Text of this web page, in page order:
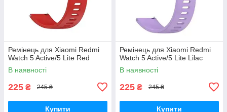
Ремінець для Xiaomi Redmi
Watch 5 Active/5 Lite Red
В наявності
225 ₴ 245 ₴
Купити
Ремінець для Xiaomi Redmi
Watch 5 Active/5 Lite Lilac
В наявності
225 ₴ 245 ₴
Купити